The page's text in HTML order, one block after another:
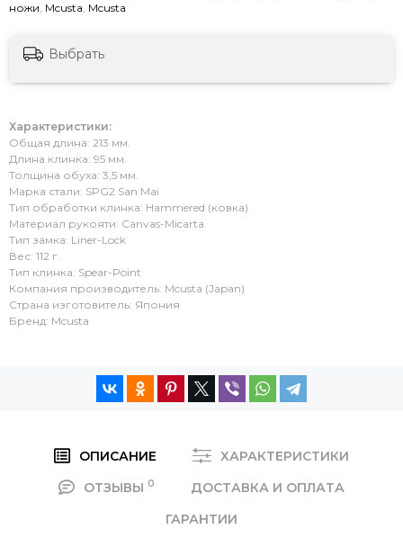
ножи, Mcusta, Mcusta
Выбрать
Характеристики:
Общая длина: 213 мм.
Длина клинка: 95 мм.
Толщина обуха: 3,5 мм.
Марка стали: SPG2 San Mai
Тип обработки клинка: Hammered (ковка)
Материал рукояти: Canvas-Micarta
Тип замка: Liner-Lock
Вес: 112 г.
Тип клинка: Spear-Point
Компания производитель: Mcusta (Japan)
Страна изготовитель: Япония
Бренд: Mcusta
ОПИСАНИЕ
ХАРАКТЕРИСТИКИ
ОТЗЫВЫ 0
ДОСТАВКА И ОПЛАТА
ГАРАНТИИ